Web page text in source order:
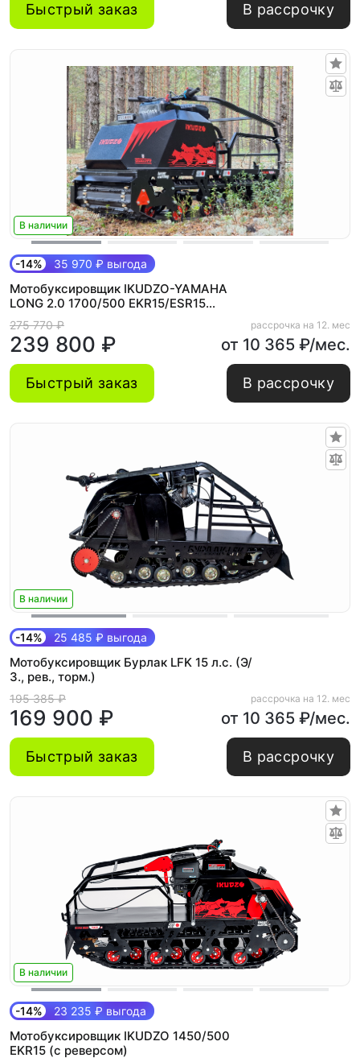
Быстрый заказ В рассрочку
В наличии
-14% 35 970 ₽ выгода
Мотобуксировщик IKUDZO-YAMAHA
LONG 2.0 1700/500 EKR15/ESR15
(РЕВЕРС, МАХ-комплектация)
275 770 ₽
239 800 ₽
рассрочка на 12. мес
от 10 365 ₽/мес.
Быстрый заказ В рассрочку
В наличии
-14% 25 485 ₽ выгода
Мотобуксировщик Бурлак LFK 15 л.с. (Э/
З., рев., торм.)
195 385 ₽
169 900 ₽
рассрочка на 12. мес
от 10 365 ₽/мес.
Быстрый заказ В рассрочку
В наличии
-14% 23 235 ₽ выгода
Мотобуксировщик IKUDZO 1450/500
EKR15 (с реверсом)